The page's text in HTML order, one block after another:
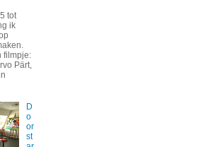
tot
ik
filmpje:
Pärt,
D
o
or
st